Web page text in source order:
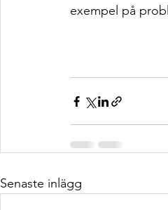
exempel på
Senaste inlägg